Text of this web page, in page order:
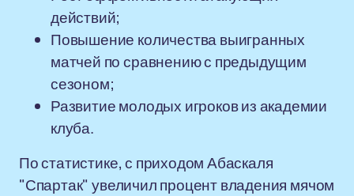
действий;
Повышение количества выигранных
матчей по сравнению с предыдущим
сезоном;
Развитие молодых игроков из академии
клуба.
По статистике, с приходом Абаскаля
"Спартак" увеличил процент владения мячом